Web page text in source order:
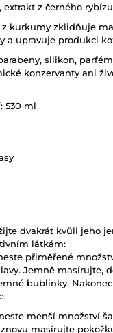
extrakt z černého
z kurkumy zklidňuje
a upravuje produkci
silikon,
konzervanty ani
530 ml
dvakrát kvůli jeho
látkám:
přiměřené
Jemně masírujte,
bublinky.
menší množství
masírujte